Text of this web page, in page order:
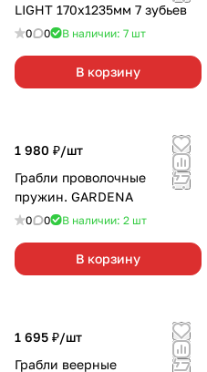
LIGHT 170х1235мм 7 зубьев
0 0 В наличии: 7 шт
В корзину
1 980 ₽/шт
Грабли проволочные
пружин. GARDENA
0 0 В наличии: 2 шт
В корзину
1 695 ₽/шт
Грабли веерные